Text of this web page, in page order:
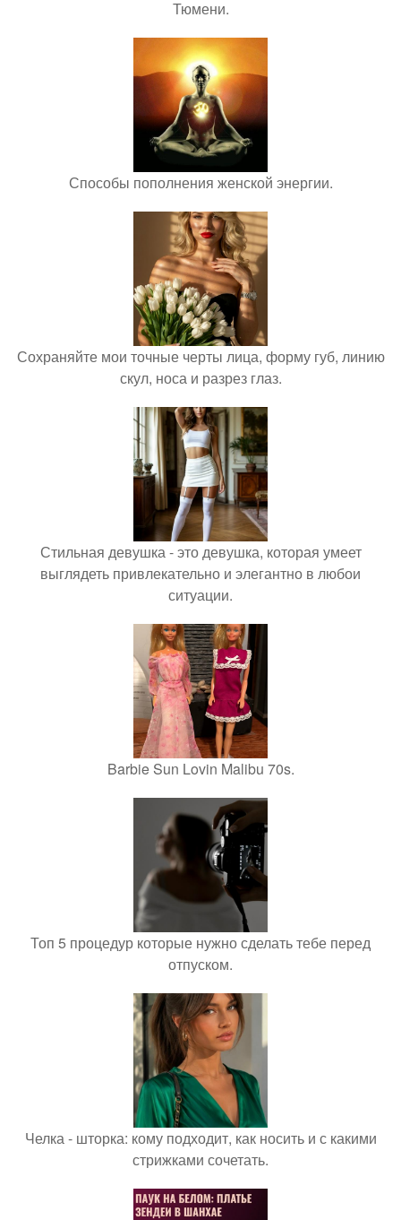
Тюмени.
Способы пополнения женской энергии.
Сохраняйте мои точные черты лица, форму губ, линию
скул, носа и разрез глаз.
Стильная девушка - это девушка, которая умеет
выглядеть привлекательно и элегантно в любои
ситуации.
Barbie Sun Lovin Malibu 70s.
Топ 5 процедур которые нужно сделать тебе перед
отпуском.
Челка - шторка: кому подходит, как носить и с какими
стрижками сочетать.